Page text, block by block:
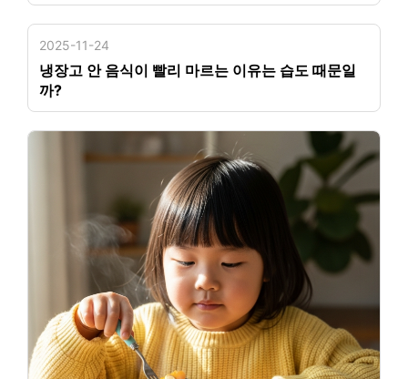
2025-11-24
냉장고 안 음식이 빨리 마르는 이유는 습도 때문일
까?